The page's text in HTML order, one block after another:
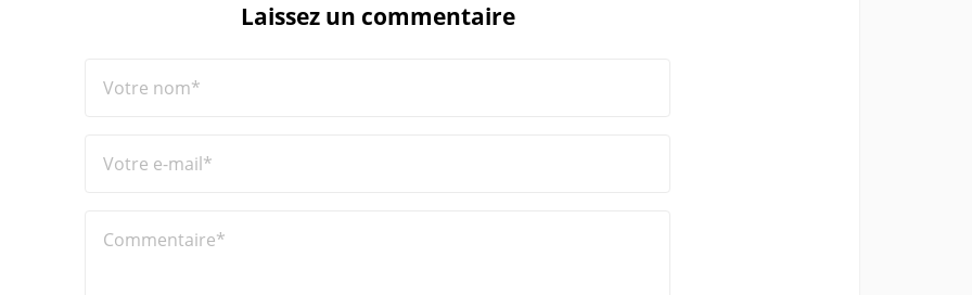
Laissez un commentaire
Votre nom*
Votre e-mail*
Commentaire*